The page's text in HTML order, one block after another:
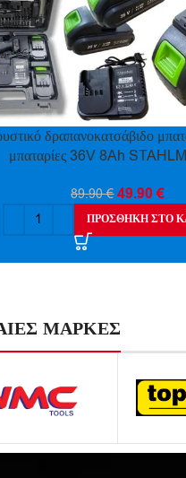
δραπανοκατσάβιδο
μπαταρίες 36V 8Ah
89.90€ 49.90€
ΠΡΟΣΘΉΚΗ ΣΤΟ
ΜΑΡΚΕΣ